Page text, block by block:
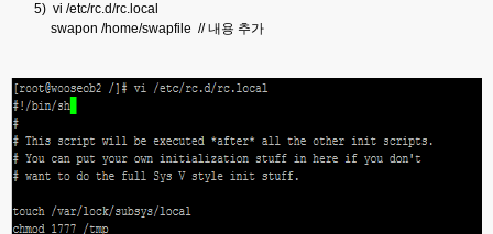
5) vi /etc/rc.d/rc.local
swapon /home/swapfile // 내용 추가